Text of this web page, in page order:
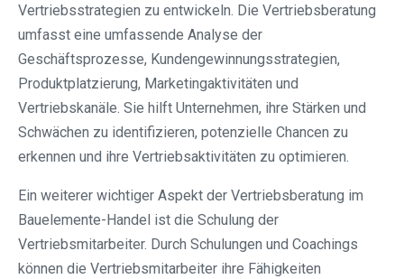
Vertriebsstrategien zu entwickeln. Die Vertriebsberatung
umfasst eine umfassende Analyse der
Geschäftsprozesse, Kundengewinnungsstrategien,
Produktplatzierung, Marketingaktivitäten und
Vertriebskanäle. Sie hilft Unternehmen, ihre Stärken und
Schwächen zu identifizieren, potenzielle Chancen zu
erkennen und ihre Vertriebsaktivitäten zu optimieren.
Ein weiterer wichtiger Aspekt der Vertriebsberatung im
Bauelemente-Handel ist die Schulung der
Vertriebsmitarbeiter. Durch Schulungen und Coachings
können die Vertriebsmitarbeiter ihre Fähigkeiten